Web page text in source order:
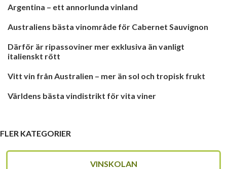
Argentina – ett annorlunda vinland
Australiens bästa vinområde för Cabernet Sauvignon
Därför är ripassoviner mer exklusiva än vanligt
italienskt rött
Vitt vin från Australien – mer än sol och tropisk frukt
Världens bästa vindistrikt för vita viner
FLER KATEGORIER
VINSKOLAN